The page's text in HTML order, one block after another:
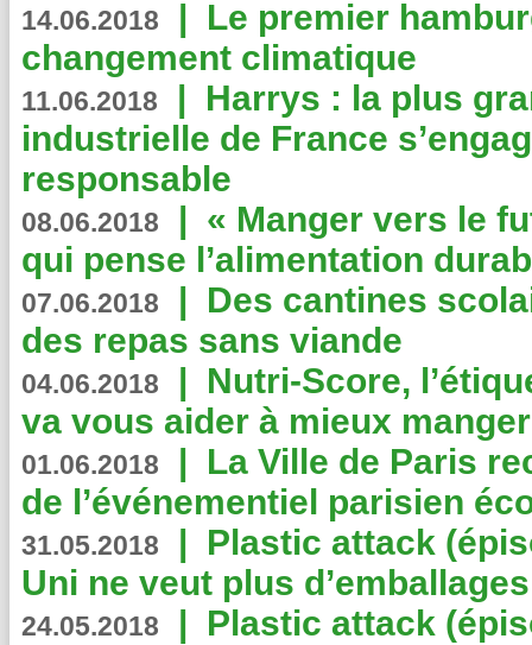
14.06.2018 | Le premier
changement climatique
11.06.2018 | Harrys : la plus
industrielle de France
responsable
08.06.2018 | « Manger vers le
qui pense l’alimentation
07.06.2018 | Des cantines
des repas sans viande
04.06.2018 | Nutri-Score,
va vous aider à mieux
01.06.2018 | La Ville de Paris
de l’événementiel parisien
31.05.2018 | Plastic attack
Uni ne veut plus
24.05.2018 | Plastic attack